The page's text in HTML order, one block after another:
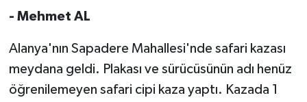
- Mehmet AL
Alanya'nın Sapadere Mahallesi'nde safari kazası
meydana geldi. Plakası ve sürücüsünün adı henüz
öğrenilemeyen safari cipi kaza yaptı. Kazada 1